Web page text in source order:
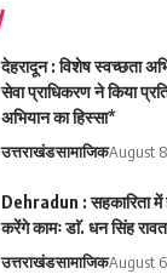
देहरादून : विशेष स्वच्छता
सेवा प्राधिकरण ने किया
अभियान का हिस्सा*
उत्तराखंडसामाजिकAugust
Dehradun : सहकारिता में
करेंगे कामः डाॅ. धन सिंह
उत्तराखंडसामाजिकAugust